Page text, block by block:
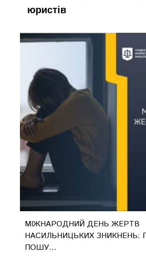
юристів
МІЖНАРОДНИЙ ДЕНЬ ЖЕРТВ
НАСИЛЬНИЦЬКИХ ЗНИКНЕНЬ:
ПОШУ...